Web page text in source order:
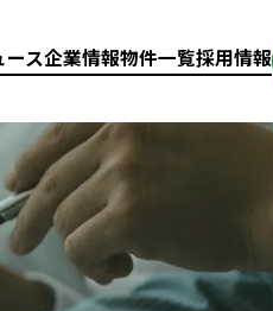
ース企業情報物件一覧採用情報